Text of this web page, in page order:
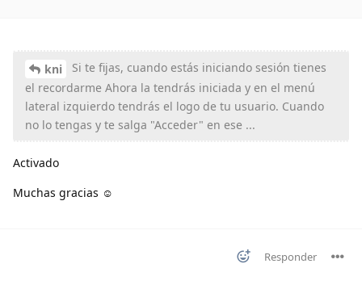
kni
Si te fijas, cuando estás iniciando sesión tienes
el recordarme Ahora la tendrás iniciada y en el menú
lateral izquierdo tendrás el logo de tu usuario. Cuando
no lo tengas y te salga "Acceder" en ese ...
Activado
Muchas gracias ☺
Responder